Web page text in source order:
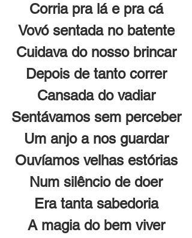
Corria pra lá e pra cá
Vovó sentada no batente
Cuidava do nosso brincar
Depois de tanto correr
Cansada do vadiar
Sentávamos sem perceber
Um anjo a nos guardar
Ouvíamos velhas estórias
Num silêncio de doer
Era tanta sabedoria
A magia do bem viver